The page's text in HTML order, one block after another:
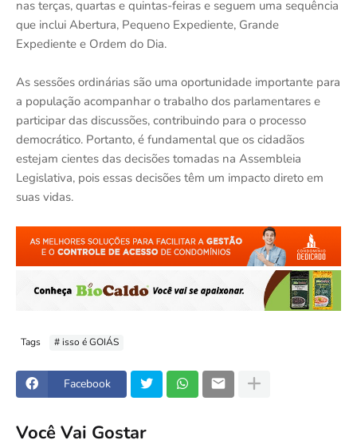
nas terças, quartas e quintas-feiras e seguem uma sequência
que inclui Abertura, Pequeno Expediente, Grande
Expediente e Ordem do Dia.
As sessões ordinárias são uma oportunidade importante para
a população acompanhar o trabalho dos parlamentares e
participar das discussões, contribuindo para o processo
democrático. Portanto, é fundamental que os cidadãos
estejam cientes das decisões tomadas na Assembleia
Legislativa, pois essas decisões têm um impacto direto em
suas vidas.
Tags # isso é GOIÁS
Facebook
Você Vai Gostar